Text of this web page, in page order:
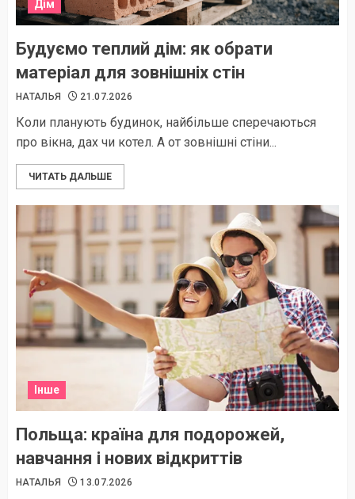
Дім
Будуємо теплий дім: як обрати
матеріал для зовнішніх стін
НАТАЛЬЯ 21.07.2026
Коли планують будинок, найбільше сперечаються
про вікна, дах чи котел. А от зовнішні стіни...
ЧИТАТЬ ДАЛЬШЕ
Інше
Польща: країна для подорожей,
навчання і нових відкриттів
НАТАЛЬЯ 13.07.2026